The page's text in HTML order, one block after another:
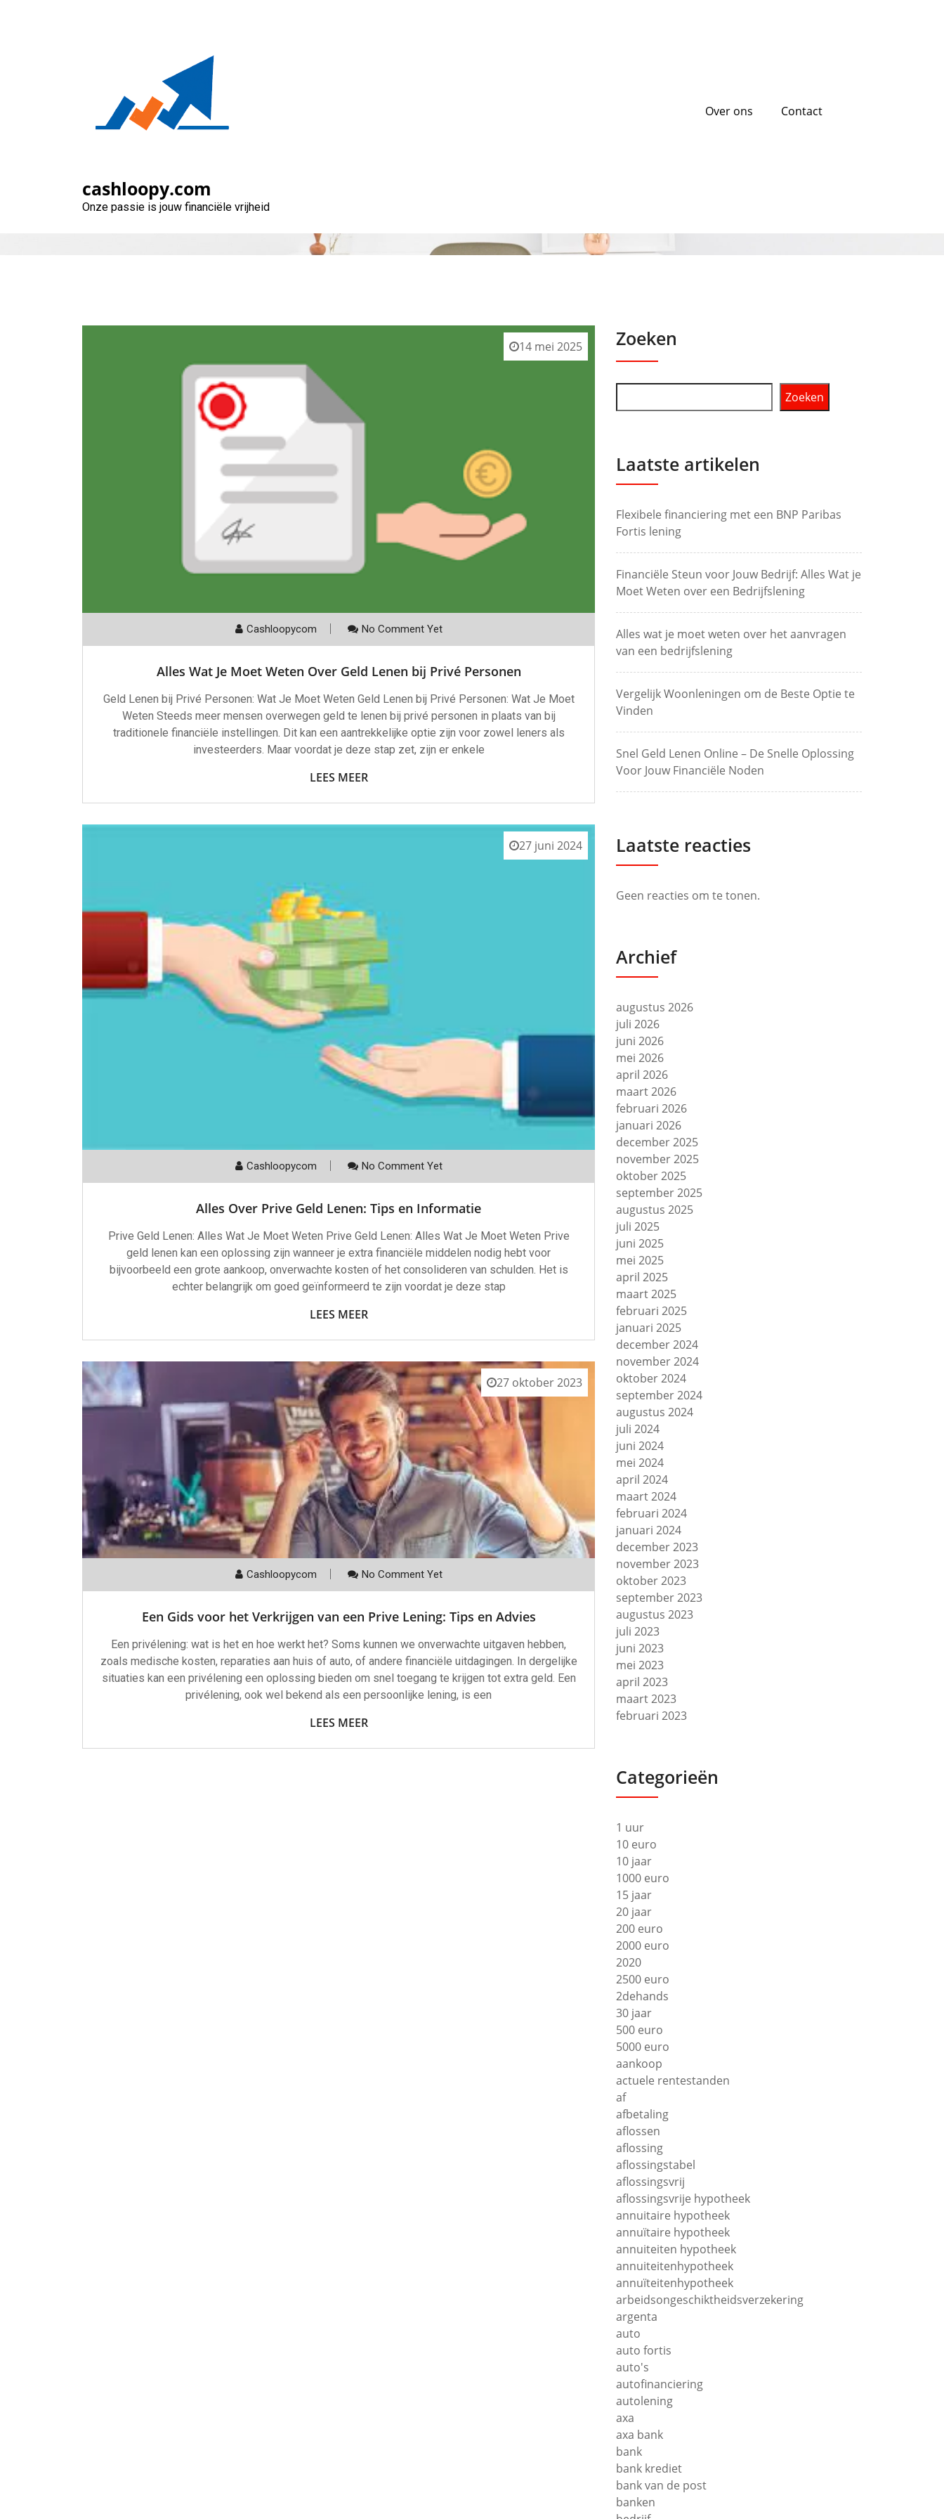
cashloopy.com
Onze passie is jouw financiële vrijheid
Over ons Contact
14 mei 2025
Cashloopycom No Comment Yet
Alles Wat Je Moet Weten Over Geld Lenen bij Privé Personen
Geld Lenen bij Privé Personen: Wat Je Moet Weten Geld Lenen bij Privé Personen: Wat Je Moet
Weten Steeds meer mensen overwegen geld te lenen bij privé personen in plaats van bij
traditionele financiële instellingen. Dit kan een aantrekkelijke optie zijn voor zowel leners als
investeerders. Maar voordat je deze stap zet, zijn er enkele
LEES MEER
27 juni 2024
Cashloopycom No Comment Yet
Alles Over Prive Geld Lenen: Tips en Informatie
Prive Geld Lenen: Alles Wat Je Moet Weten Prive Geld Lenen: Alles Wat Je Moet Weten Prive
geld lenen kan een oplossing zijn wanneer je extra financiële middelen nodig hebt voor
bijvoorbeeld een grote aankoop, onverwachte kosten of het consolideren van schulden. Het is
echter belangrijk om goed geïnformeerd te zijn voordat je deze stap
LEES MEER
27 oktober 2023
Cashloopycom No Comment Yet
Een Gids voor het Verkrijgen van een Prive Lening: Tips en Advies
Een privélening: wat is het en hoe werkt het? Soms kunnen we onverwachte uitgaven hebben,
zoals medische kosten, reparaties aan huis of auto, of andere financiële uitdagingen. In dergelijke
situaties kan een privélening een oplossing bieden om snel toegang te krijgen tot extra geld. Een
privélening, ook wel bekend als een persoonlijke lening, is een
LEES MEER
Zoeken
Zoeken
Laatste artikelen
Flexibele financiering met een BNP Paribas
Fortis lening
Financiële Steun voor Jouw Bedrijf: Alles Wat je
Moet Weten over een Bedrijfslening
Alles wat je moet weten over het aanvragen
van een bedrijfslening
Vergelijk Woonleningen om de Beste Optie te
Vinden
Snel Geld Lenen Online – De Snelle Oplossing
Voor Jouw Financiële Noden
Laatste reacties
Geen reacties om te tonen.
Archief
augustus 2026
juli 2026
juni 2026
mei 2026
april 2026
maart 2026
februari 2026
januari 2026
december 2025
november 2025
oktober 2025
september 2025
augustus 2025
juli 2025
juni 2025
mei 2025
april 2025
maart 2025
februari 2025
januari 2025
december 2024
november 2024
oktober 2024
september 2024
augustus 2024
juli 2024
juni 2024
mei 2024
april 2024
maart 2024
februari 2024
januari 2024
december 2023
november 2023
oktober 2023
september 2023
augustus 2023
juli 2023
juni 2023
mei 2023
april 2023
maart 2023
februari 2023
Categorieën
1 uur
10 euro
10 jaar
1000 euro
15 jaar
20 jaar
200 euro
2000 euro
2020
2500 euro
2dehands
30 jaar
500 euro
5000 euro
aankoop
actuele rentestanden
af
afbetaling
aflossen
aflossing
aflossingstabel
aflossingsvrij
aflossingsvrije hypotheek
annuitaire hypotheek
annuïtaire hypotheek
annuiteiten hypotheek
annuiteitenhypotheek
annuïteitenhypotheek
arbeidsongeschiktheidsverzekering
argenta
auto
auto fortis
auto's
autofinanciering
autolening
axa
axa bank
bank
bank krediet
bank van de post
banken